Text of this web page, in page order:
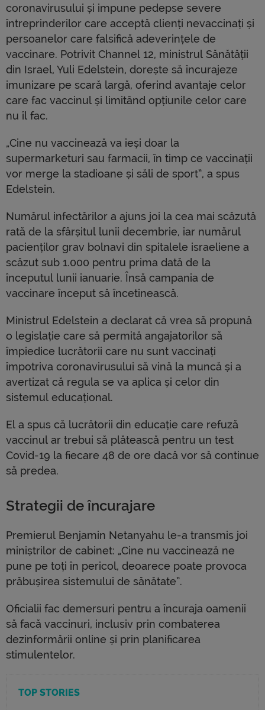
coronavirusului și impune pedepse severe
întreprinderilor care acceptă clienți nevaccinați și
persoanelor care falsifică adeverințele de
vaccinare. Potrivit Channel 12, ministrul Sănătății
din Israel, Yuli Edelstein, dorește să încurajeze
imunizare pe scară largă, oferind avantaje celor
care fac vaccinul și limitând opțiunile celor care
nu îl fac.
„Cine nu vaccinează va ieși doar la
supermarketuri sau farmacii, în timp ce vaccinații
vor merge la stadioane și săli de sport”, a spus
Edelstein.
Numărul infectărilor a ajuns joi la cea mai scăzută
rată de la sfârșitul lunii decembrie, iar numărul
pacienților grav bolnavi din spitalele israeliene a
scăzut sub 1.000 pentru prima dată de la
începutul lunii ianuarie. Însă campania de
vaccinare început să încetinească.
Ministrul Edelstein a declarat că vrea să propună
o legislație care să permită angajatorilor să
împiedice lucrătorii care nu sunt vaccinați
împotriva coronavirusului să vină la muncă și a
avertizat că regula se va aplica și celor din
sistemul educațional.
El a spus că lucrătorii din educație care refuză
vaccinul ar trebui să plătească pentru un test
Covid-19 la fiecare 48 de ore dacă vor să continue
să predea.
Strategii de încurajare
Premierul Benjamin Netanyahu le-a transmis joi
miniștrilor de cabinet: „Cine nu vaccinează ne
pune pe toți în pericol, deoarece poate provoca
prăbușirea sistemului de sănătate”.
Oficialii fac demersuri pentru a încuraja oamenii
să facă vaccinuri, inclusiv prin combaterea
dezinformării online și prin planificarea
stimulentelor.
TOP STORIES